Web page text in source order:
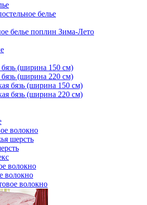
белье
белье поплин Зима-Лето
(ширина 150 см)
(ширина 220 см)
бязь (ширина 150 см)
бязь (ширина 220 см)
волокно
шерсть
волокно
волокно
волокно